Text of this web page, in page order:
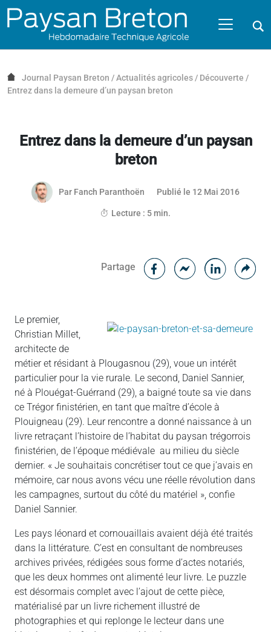
Passer au contenu
NAVIGATION MOBILE
NAVIGATION
PRINCIPALE
Journal Paysan Breton /Actualités agricoles / Découverte /
Entrez dans la demeure d’un paysan breton
Entrez dans la demeure d’un paysan
breton
Par Fanch Paranthoën Publié le 12 Mai 2016
Lecture : 5 min.
Partage
Facebook
Le premier,
Christian Millet,
architecte de
métier et résidant à Plougasnou (29), voue un intérêt
particulier pour la vie rurale. Le second, Daniel Sannier,
né à Plouégat-Guérrand (29), a baigné toute sa vie dans
ce Trégor finistérien, en tant que maître d’école à
Plouigneau (29). Leur rencontre a donné naissance à un
livre retraçant l’histoire de l’habitat du paysan trégorrois
finistérien, de l’époque médiévale au milieu du siècle
dernier. « Je souhaitais concrétiser tout ce que j’avais en
mémoire, car nous avons vécu une réelle révolution dans
les campagnes, surtout du côté du matériel », confie
Daniel Sannier.
Les pays léonard et cornouaillais avaient déjà été traités
dans la littérature. C’est en consultant de nombreuses
archives privées, rédigées sous forme d’actes notariés,
que les deux hommes ont alimenté leur livre. Le puzzle
est désormais complet avec l’ajout de cette pièce,
matérialisé par un livre richement illustré de
photographies et qui replonge le lecteur dans une